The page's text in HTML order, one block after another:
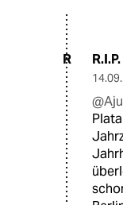
R R.I.P.